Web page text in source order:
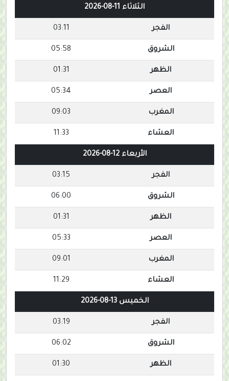
الثلاثاء 11-08-2026
الفجر 03:11
الشروق 05:58
الظهر 01:31
العصر 05:34
المغرب 09:03
العشاء 11:33
الأربعاء 12-08-2026
الفجر 03:15
الشروق 06:00
الظهر 01:31
العصر 05:33
المغرب 09:01
العشاء 11:29
الخميس 13-08-2026
الفجر 03:19
الشروق 06:02
الظهر 01:30